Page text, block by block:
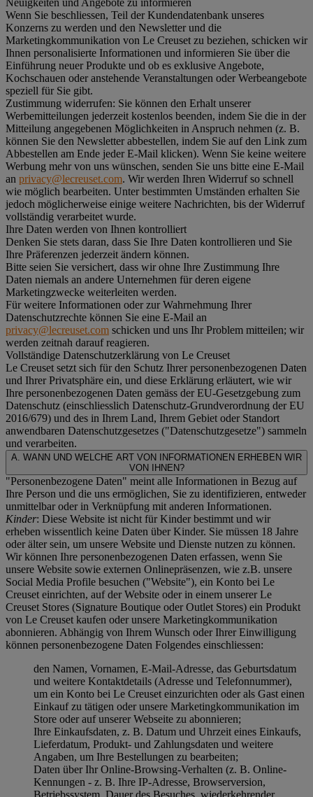
Wenn Sie beschliessen, Teil der Kundendatenbank unseres
Konzerns zu werden und den Newsletter und die
Marketingkommunikation von Le Creuset zu beziehen, schicken wir
Ihnen personalisierte Informationen und informieren Sie über die
Einführung neuer Produkte und ob es exklusive Angebote,
Kochschauen oder anstehende Veranstaltungen oder Werbeangebote
speziell für Sie gibt.
Zustimmung widerrufen: Sie können den Erhalt unserer
Werbemitteilungen jederzeit kostenlos beenden, indem Sie die in der
Mitteilung angegebenen Möglichkeiten in Anspruch nehmen (z. B.
können Sie den Newsletter abbestellen, indem Sie auf den Link zum
Abbestellen am Ende jeder E-Mail klicken). Wenn Sie keine weitere
Werbung mehr von uns wünschen, senden Sie uns bitte eine E-Mail
an privacy@lecreuset.com. Wir werden Ihren Widerruf so schnell
wie möglich bearbeiten. Unter bestimmten Umständen erhalten Sie
jedoch möglicherweise einige weitere Nachrichten, bis der Widerruf
vollständig verarbeitet wurde.
Ihre Daten werden von Ihnen kontrolliert
Denken Sie stets daran, dass Sie Ihre Daten kontrollieren und Sie
Ihre Präferenzen jederzeit ändern können.
Bitte seien Sie versichert, dass wir ohne Ihre Zustimmung Ihre
Daten niemals an andere Unternehmen für deren eigene
Marketingzwecke weiterleiten werden.
Für weitere Informationen oder zur Wahrnehmung Ihrer
Datenschutzrechte können Sie eine E-Mail an
privacy@lecreuset.com schicken und uns Ihr Problem mitteilen; wir
werden zeitnah darauf reagieren.
Vollständige Datenschutzerklärung von Le Creuset
Le Creuset setzt sich für den Schutz Ihrer personenbezogenen Daten
und Ihrer Privatsphäre ein, und diese Erklärung erläutert, wie wir
Ihre personenbezogenen Daten gemäss der EU-Gesetzgebung zum
Datenschutz (einschliesslich Datenschutz-Grundverordnung der EU
2016/679) und des in Ihrem Land, Ihrem Gebiet oder Standort
anwendbaren Datenschutzgesetzes ("Datenschutzgesetze") sammeln
und verarbeiten.
A. WANN UND WELCHE ART VON INFORMATIONEN ERHEBEN WIR
VON IHNEN?
"Personenbezogene Daten" meint alle Informationen in Bezug auf
Ihre Person und die uns ermöglichen, Sie zu identifizieren, entweder
unmittelbar oder in Verknüpfung mit anderen Informationen.
Kinder: Diese Website ist nicht für Kinder bestimmt und wir
erheben wissentlich keine Daten über Kinder. Sie müssen 18 Jahre
oder älter sein, um unsere Website und Dienste nutzen zu können.
Wir können Ihre personenbezogenen Daten erfassen, wenn Sie
unsere Website sowie externen Onlinepräsenzen, wie z.B. unsere
Social Media Profile besuchen ("Website"), ein Konto bei Le
Creuset einrichten, auf der Website oder in einem unserer Le
Creuset Stores (Signature Boutique oder Outlet Stores) ein Produkt
von Le Creuset kaufen oder unsere Marketingkommunikation
abonnieren. Abhängig von Ihrem Wunsch oder Ihrer Einwilligung
können personenbezogene Daten Folgendes einschliessen:
den Namen, Vornamen, E-Mail-Adresse, das Geburtsdatum
und weitere Kontaktdetails (Adresse und Telefonnummer),
um ein Konto bei Le Creuset einzurichten oder als Gast einen
Einkauf zu tätigen oder unsere Marketingkommunikation im
Store oder auf unserer Webseite zu abonnieren;
Ihre Einkaufsdaten, z. B. Datum und Uhrzeit eines Einkaufs,
Lieferdatum, Produkt- und Zahlungsdaten und weitere
Angaben, um Ihre Bestellungen zu bearbeiten;
Daten über Ihr Online-Browsing-Verhalten (z. B. Online-
Kennungen - z. B. Ihre IP-Adresse, Browserversion,
Betriebssystem, Dauer des Besuches, wiederkehrender